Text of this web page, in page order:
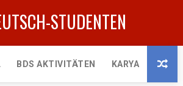
STUDENTEN
BDS AKTIVITÄTEN KARYA